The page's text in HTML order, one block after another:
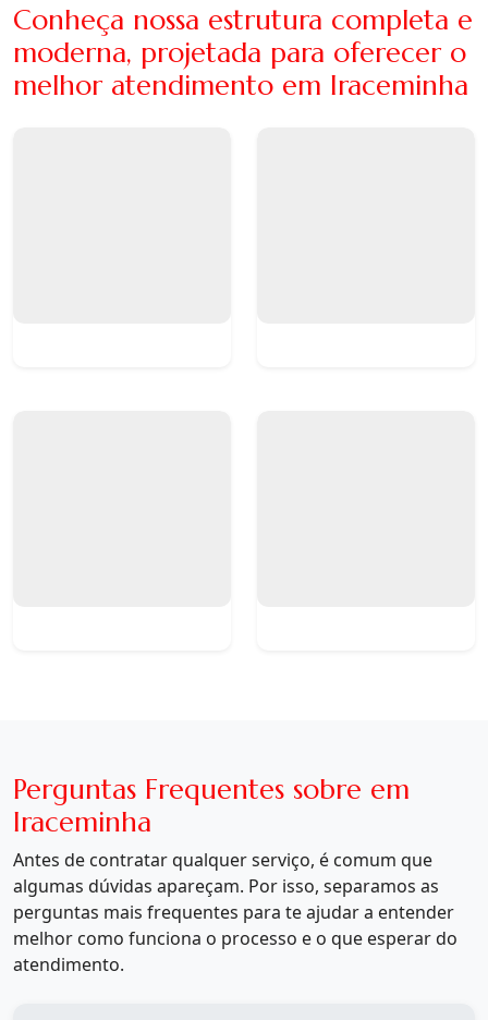
Conheça nossa estrutura completa e
moderna, projetada para oferecer o
melhor atendimento em Iraceminha
Perguntas Frequentes sobre em
Iraceminha
Antes de contratar qualquer serviço, é comum que
algumas dúvidas apareçam. Por isso, separamos as
perguntas mais frequentes para te ajudar a entender
melhor como funciona o processo e o que esperar do
atendimento.